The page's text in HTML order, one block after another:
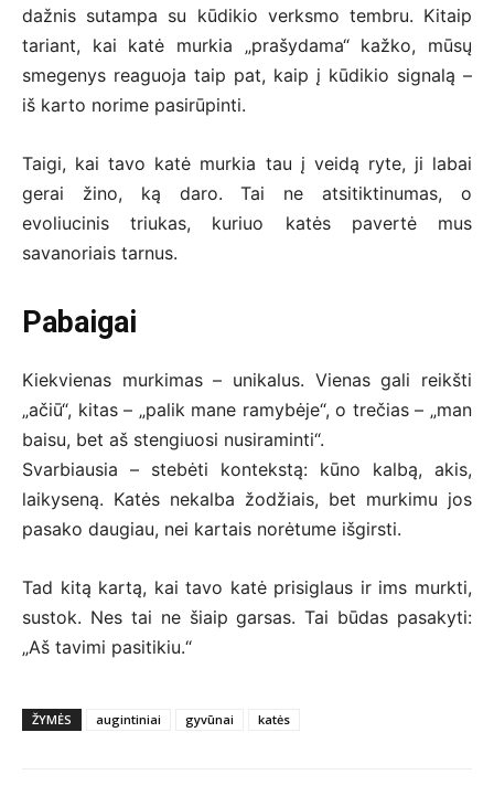
dažnis sutampa su kūdikio verksmo tembru. Kitaip
tariant, kai katė murkia „prašydama“ kažko, mūsų
smegenys reaguoja taip pat, kaip į kūdikio signalą –
iš karto norime pasirūpinti.
Taigi, kai tavo katė murkia tau į veidą ryte, ji labai
gerai žino, ką daro. Tai ne atsitiktinumas, o
evoliucinis triukas, kuriuo katės pavertė mus
savanoriais tarnus.
Pabaigai
Kiekvienas murkimas – unikalus. Vienas gali reikšti
„ačiū“, kitas – „palik mane ramybėje“, o trečias – „man
baisu, bet aš stengiuosi nusiraminti“.
Svarbiausia – stebėti kontekstą: kūno kalbą, akis,
laikyseną. Katės nekalba žodžiais, bet murkimu jos
pasako daugiau, nei kartais norėtume išgirsti.
Tad kitą kartą, kai tavo katė prisiglaus ir ims murkti,
sustok. Nes tai ne šiaip garsas. Tai būdas pasakyti:
„Aš tavimi pasitikiu.“
ŽYMĖS augintiniai gyvūnai katės